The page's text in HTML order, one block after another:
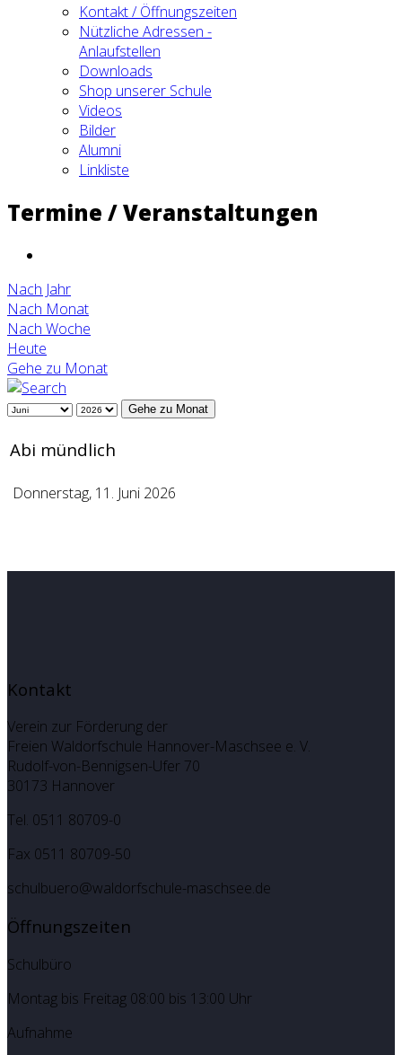
Kontakt / Öffnungszeiten
Nützliche Adressen -
Anlaufstellen
Downloads
Shop unserer Schule
Videos
Bilder
Alumni
Linkliste
Termine / Veranstaltungen
Nach Jahr
Nach Monat
Nach Woche
Heute
Gehe zu Monat
Gehe zu Monat
Abi mündlich
Donnerstag, 11. Juni 2026
Kontakt
Verein zur Förderung der
Freien Waldorfschule Hannover-Maschsee e. V.
Rudolf-von-Bennigsen-Ufer 70
30173 Hannover
Tel. 0511 80709-0
Fax 0511 80709-50
schulbuero@waldorfschule-maschsee.de
Öffnungszeiten
Schulbüro
Montag bis Freitag 08:00 bis 13:00 Uhr
Aufnahme